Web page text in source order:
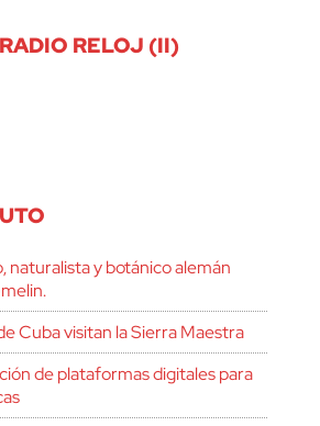
RELOJ (II)
naturalista y botánico alemán
Cuba visitan la Sierra Maestra
de plataformas digitales para